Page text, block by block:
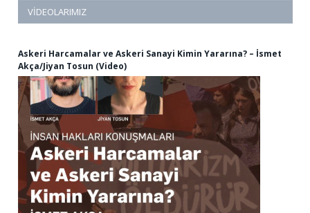
VIDEOLARIMIZ
Askeri Harcamalar ve Askeri Sanayi Kimin Yararına? – İsmet
Akça/Jiyan Tosun (Video)